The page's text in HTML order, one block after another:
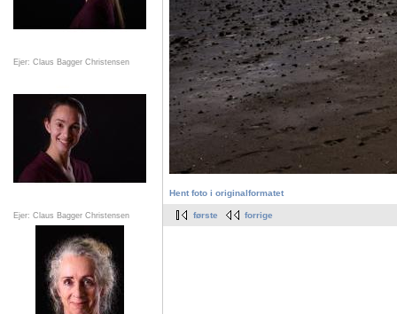
Ejer: Claus Bagger Christensen
Ejer: Claus Bagger Christensen
Hent foto i originalformatet
første forrige